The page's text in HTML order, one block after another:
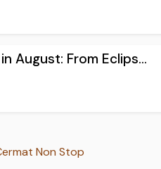
August: From Eclips...
Non Stop